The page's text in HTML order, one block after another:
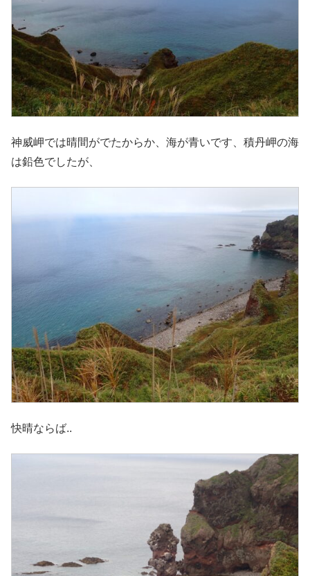
神威岬では晴間がでたからか、海が青いです、積丹岬の海
は鉛色でしたが、
快晴ならば..